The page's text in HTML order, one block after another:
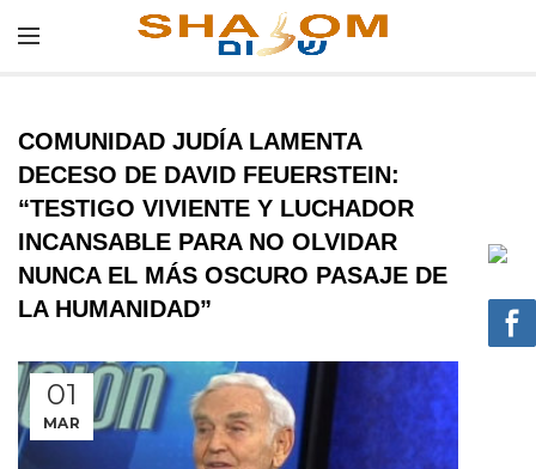
COMUNIDAD JUDÍA LAMENTA
DECESO DE DAVID FEUERSTEIN:
“TESTIGO VIVIENTE Y LUCHADOR
INCANSABLE PARA NO OLVIDAR
NUNCA EL MÁS OSCURO PASAJE DE
LA HUMANIDAD”
01
MAR